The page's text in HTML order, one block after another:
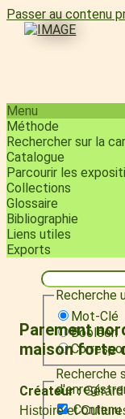
Passer au contenu
Menu
Méthode
Rechercher sur la
Catalogue
Parcourir les
Collections
Glossaire
Bibliographie
Liens utiles
Exports
Recherche
Mot-Clé
Booléen
Recherche
Contenu
Parement
maison forte
Créateur
Histoire et